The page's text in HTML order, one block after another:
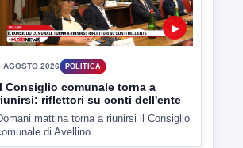
▶
AGOSTO 2026 POLITICA
Consiglio comunale torna a
riflettori su conti dell'ente
mattina torna a riunirsi il Consiglio
di Avellino....